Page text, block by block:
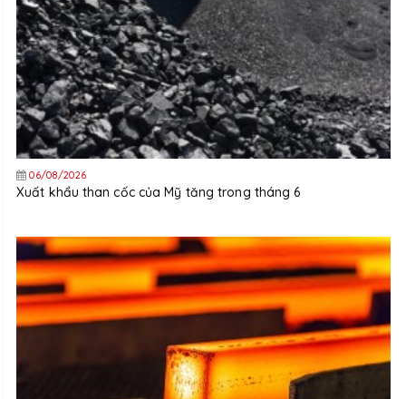
06/08/2026
Xuất khẩu than cốc của Mỹ tăng trong tháng 6